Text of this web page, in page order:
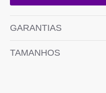
GARANTIAS
TAMANHOS